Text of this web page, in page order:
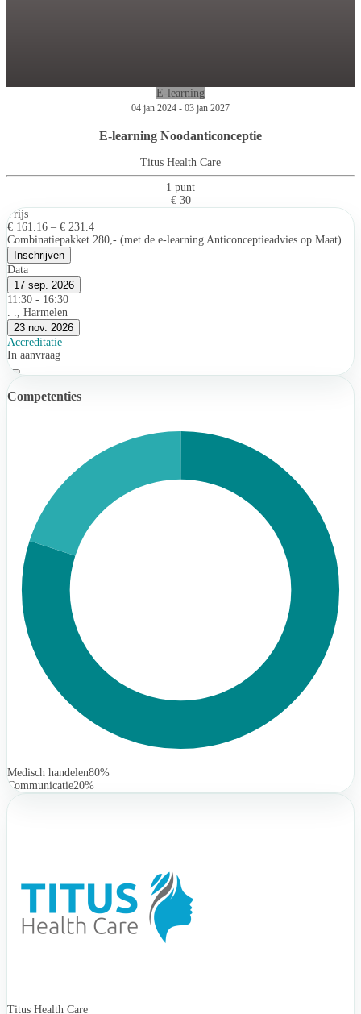
E-learning
04 jan 2024 - 03 jan 2027
E-learning Noodanticonceptie
Titus Health Care
1 punt
€ 30
Prijs
€ 161.16 – € 231.4
Combinatiepakket 280,- (met de e-learning Anticonceptieadvies op Maat)
Inschrijven
Data
17 sep. 2026
11:30 - 16:30
. ., Harmelen
23 nov. 2026
Accreditatie
In aanvraag
Competenties
Medisch handelen80%
Communicatie20%
Titus Health Care